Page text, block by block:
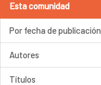
Esta comunidad
Por fecha de publicación
Autores
Títulos